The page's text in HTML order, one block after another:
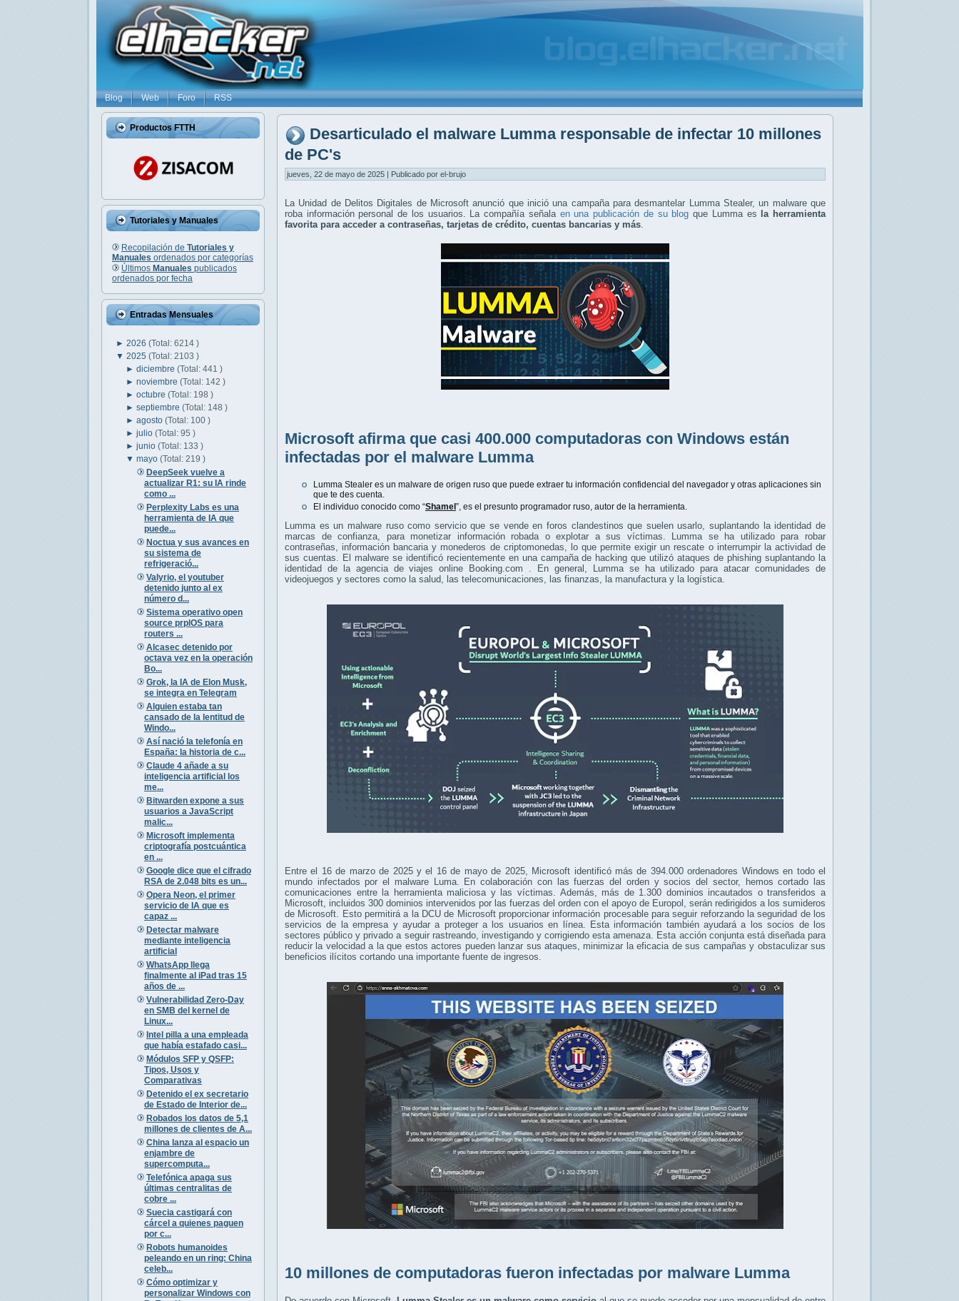
Blog Web Foro RSS
Productos FTTH
Tutoriales y Manuales
Recopilación de Tutoriales y
Manuales ordenados por categorías
Últimos Manuales publicados
ordenados por fecha
Entradas Mensuales
► 2026 (Total: 6214 )
▼ 2025 (Total: 2103 )
►diciembre(Total: 441 )
►noviembre(Total: 142 )
►octubre(Total: 198 )
►septiembre(Total: 148 )
►agosto(Total: 100 )
►julio(Total: 95 )
►junio(Total: 133 )
▼mayo(Total: 219 )
DeepSeek vuelve a
actualizar R1: su IA rinde
como ...
Perplexity Labs es una
herramienta de IA que
puede...
Noctua y sus avances en
su sistema de
refrigeració...
Valyrio, el youtuber
detenido junto al ex
número d...
Sistema operativo open
source prplOS para
routers ...
Alcasec detenido por
octava vez en la operación
Bo...
Grok, la IA de Elon Musk,
se integra en Telegram
Alguien estaba tan
cansado de la lentitud de
Windo...
Así nació la telefonía en
España: la historia de c...
Claude 4 añade a su
inteligencia artificial los
me...
Bitwarden expone a sus
usuarios a JavaScript
malic...
Microsoft implementa
criptografía postcuántica
en ...
Google dice que el cifrado
RSA de 2.048 bits es un...
Opera Neon, el primer
servicio de IA que es
capaz ...
Detectar malware
mediante inteligencia
artificial
WhatsApp llega
finalmente al iPad tras 15
años de ...
Vulnerabilidad Zero-Day
en SMB del kernel de
Linux...
Intel pilla a una empleada
que había estafado casi...
Módulos SFP y QSFP:
Tipos, Usos y
Comparativas
Detenido el ex secretario
de Estado de Interior de...
Robados los datos de 5,1
millones de clientes de A...
China lanza al espacio un
enjambre de
supercomputa...
Telefónica apaga sus
últimas centralitas de
cobre ...
Suecia castigará con
cárcel a quienes paguen
por c...
Robots humanoides
peleando en un ring: China
celeb...
Cómo optimizar y
personalizar Windows con
Desarticulado el malware Lumma responsable de infectar 10 millones
de PC's
jueves, 22 de mayo de 2025 | Publicado por el-brujo
La Unidad de Delitos Digitales de Microsoft anunció que inició una campaña para desmantelar Lumma Stealer, un malware que
roba información personal de los usuarios. La compañía señala en una publicación de su blog que Lumma es la herramienta
favorita para acceder a contraseñas, tarjetas de crédito, cuentas bancarias y más
Microsoft afirma que casi 400.000 computadoras con Windows están
infectadas por el malware Lumma
Lumma Stealer es un malware de origen ruso que puede extraer tu información confidencial del navegador y otras aplicaciones sin
que te des cuenta.
El individuo conocido como “Shamel”, es el presunto programador ruso, autor de la herramienta.
Lumma es un malware ruso como servicio que se vende en foros clandestinos que suelen usarlo, suplantando la identidad de
marcas de confianza, para monetizar información robada o explotar a sus víctimas. Lumma se ha utilizado para robar
contraseñas, información bancaria y monederos de criptomonedas, lo que permite exigir un rescate o interrumpir la actividad de
sus cuentas. El malware se identificó recientemente en una campaña de hacking que utilizó ataques de phishing suplantando la
identidad de la agencia de viajes online Booking.com . En general, Lumma se ha utilizado para atacar comunidades de
videojuegos y sectores como la salud, las telecomunicaciones, las finanzas, la manufactura y la logística.
Entre el 16 de marzo de 2025 y el 16 de mayo de 2025, Microsoft identificó más de 394.000 ordenadores Windows en todo el
mundo infectados por el malware Luma. En colaboración con las fuerzas del orden y socios del sector, hemos cortado las
comunicaciones entre la herramienta maliciosa y las víctimas. Además, más de 1.300 dominios incautados o transferidos a
Microsoft, incluidos 300 dominios intervenidos por las fuerzas del orden con el apoyo de Europol, serán redirigidos a los sumideros
de Microsoft. Esto permitirá a la DCU de Microsoft proporcionar información procesable para seguir reforzando la seguridad de los
servicios de la empresa y ayudar a proteger a los usuarios en línea. Esta información también ayudará a los socios de los
sectores público y privado a seguir rastreando, investigando y corrigiendo esta amenaza. Esta acción conjunta está diseñada para
reducir la velocidad a la que estos actores pueden lanzar sus ataques, minimizar la eficacia de sus campañas y obstaculizar sus
beneficios ilícitos cortando una importante fuente de ingresos.
10 millones de computadoras fueron infectadas por malware Lumma